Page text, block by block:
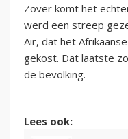
Zover komt het
werd een streep
Air, dat het
gekost. Dat laatste
de bevolking.
Lees ook: